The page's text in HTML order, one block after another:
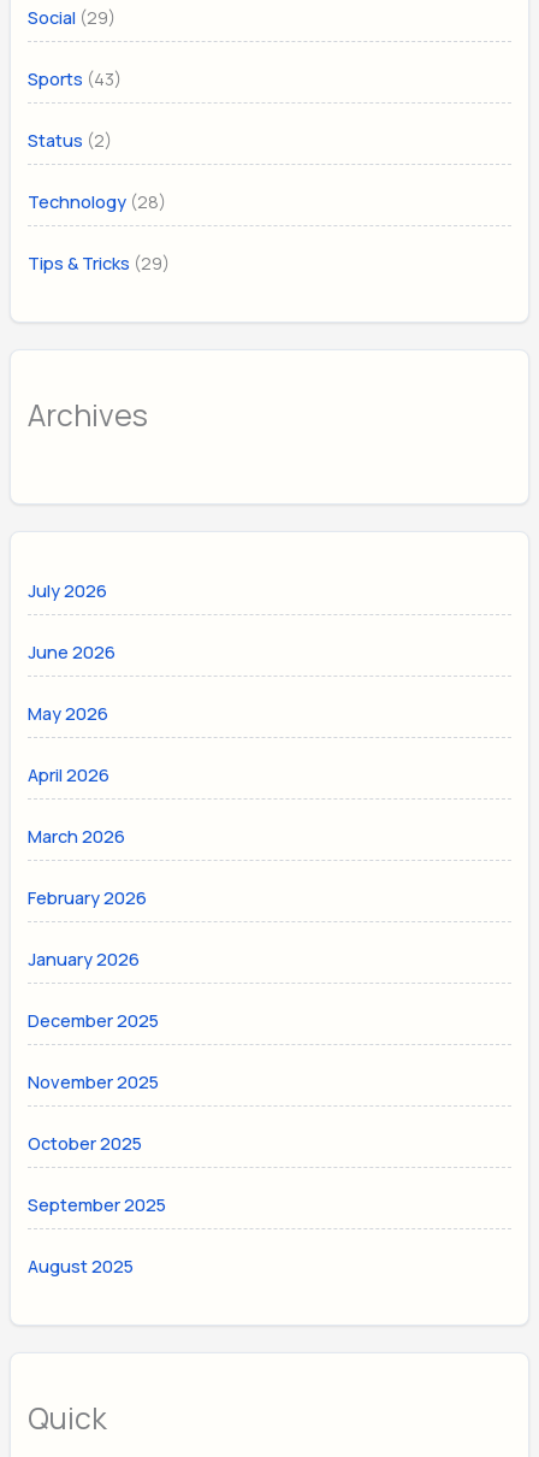
Social (29)
Sports (43)
Status (2)
Technology (28)
Tips & Tricks (29)
Archives
July 2026
June 2026
May 2026
April 2026
March 2026
February 2026
January 2026
December 2025
November 2025
October 2025
September 2025
August 2025
Quick